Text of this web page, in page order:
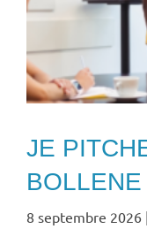
JE
BOLLENE
8 septembre 2026